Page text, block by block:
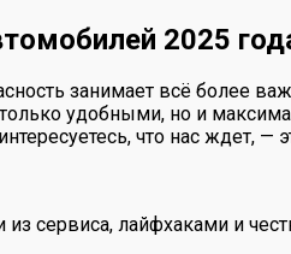
2025
занимает всё более
удобными, но и
что нас ждет, —
сервиса, лайфхаками и